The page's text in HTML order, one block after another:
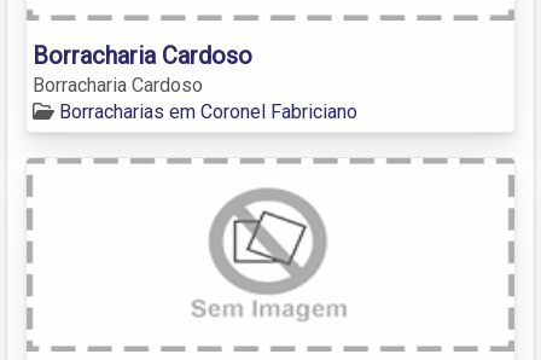
Borracharia Cardoso
Borracharia Cardoso
Borracharias em Coronel Fabriciano